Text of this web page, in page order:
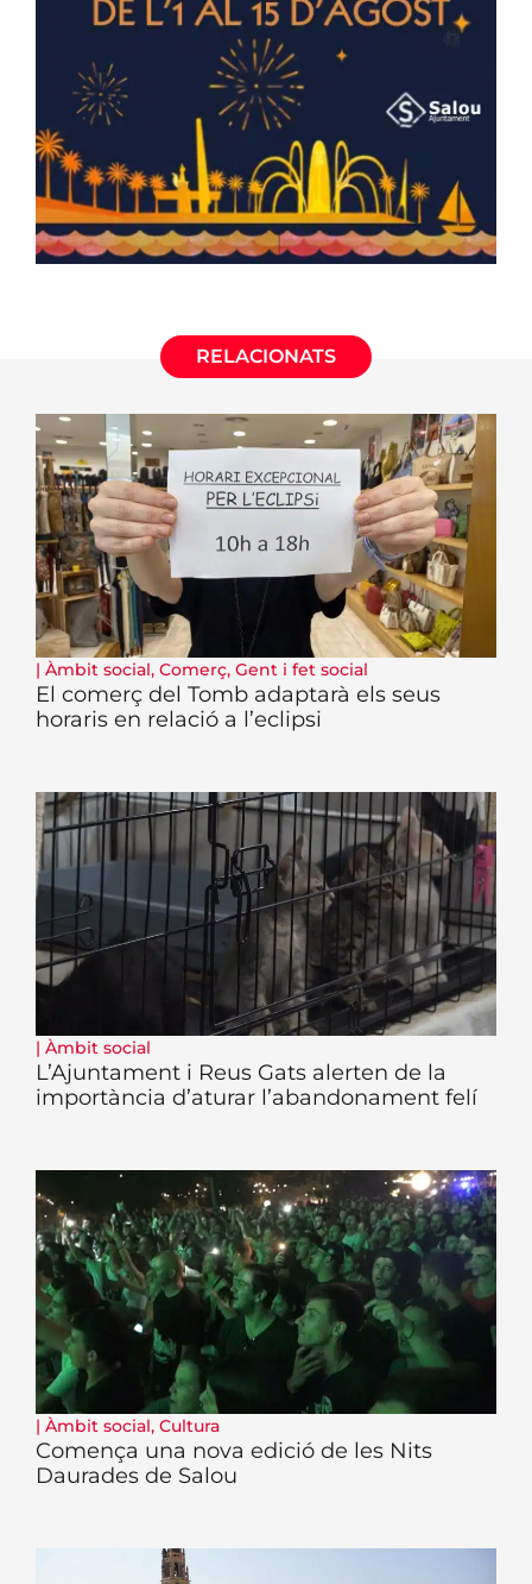
RELACIONATS
| Àmbit social, Comerç, Gent i fet social
El comerç del Tomb adaptarà els seus
horaris en relació a l’eclipsi
| Àmbit social
L’Ajuntament i Reus Gats alerten de la
importància d’aturar l’abandonament felí
| Àmbit social, Cultura
Comença una nova edició de les Nits
Daurades de Salou